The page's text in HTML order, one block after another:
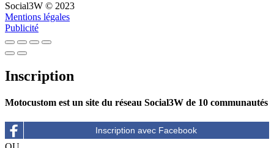
Social3W © 2023
Mentions légales
Publicité
Inscription
Motocustom est un site du réseau Social3W de 10 communautés